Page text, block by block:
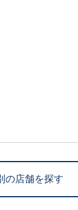
の店舗を探す